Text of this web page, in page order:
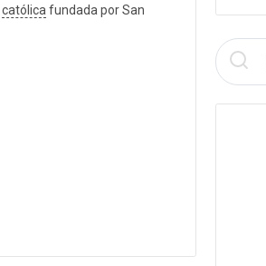
católicafundada por San